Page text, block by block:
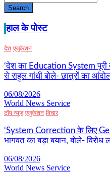
Search
हाल के पोस्ट
देश एजुकेशन
‘देश का Education System
से राहुल गांधी बोले- छात्रों का
06/08/2026
World News Service
टॉप न्यूज एजुकेशन विचार
‘System Correction के लिए
भागवत का बड़ा बयान, बोले- विरोध
06/08/2026
World News Service